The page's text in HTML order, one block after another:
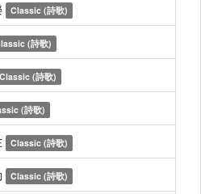
Classic (詩歌)
(詩歌)
Classic (詩歌)
(詩歌)
Classic (詩歌)
Classic (詩歌)